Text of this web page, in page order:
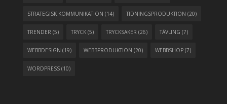
STRATEGISK KOMMUNIKATION (14) TIDNINGSPRODUKTION (20)
TRENDER (5) TRYCK (5) TRYCKSAKER (26) TÄVLING (7)
WEBBDESIGN (19) WEBBPRODUKTION (20) WEBBSHOP (7)
WORDPRESS (10)